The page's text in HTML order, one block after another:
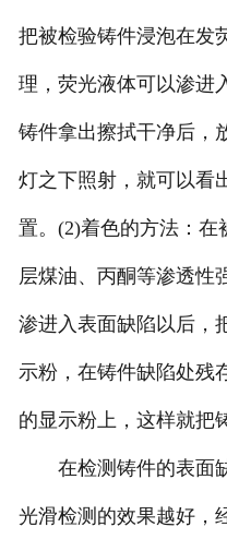
把被检验铸件浸泡在发
理，荧光液体可以渗进
铸件拿出擦拭干净后，
灯之下照射，就可以看
置。(2)着色的方法：在
层煤油、丙酮等渗透性
渗进入表面缺陷以后，
示粉，在铸件缺陷处残
的显示粉上，这样就把
在检测铸件的表面缺
光滑检测的效果越好，